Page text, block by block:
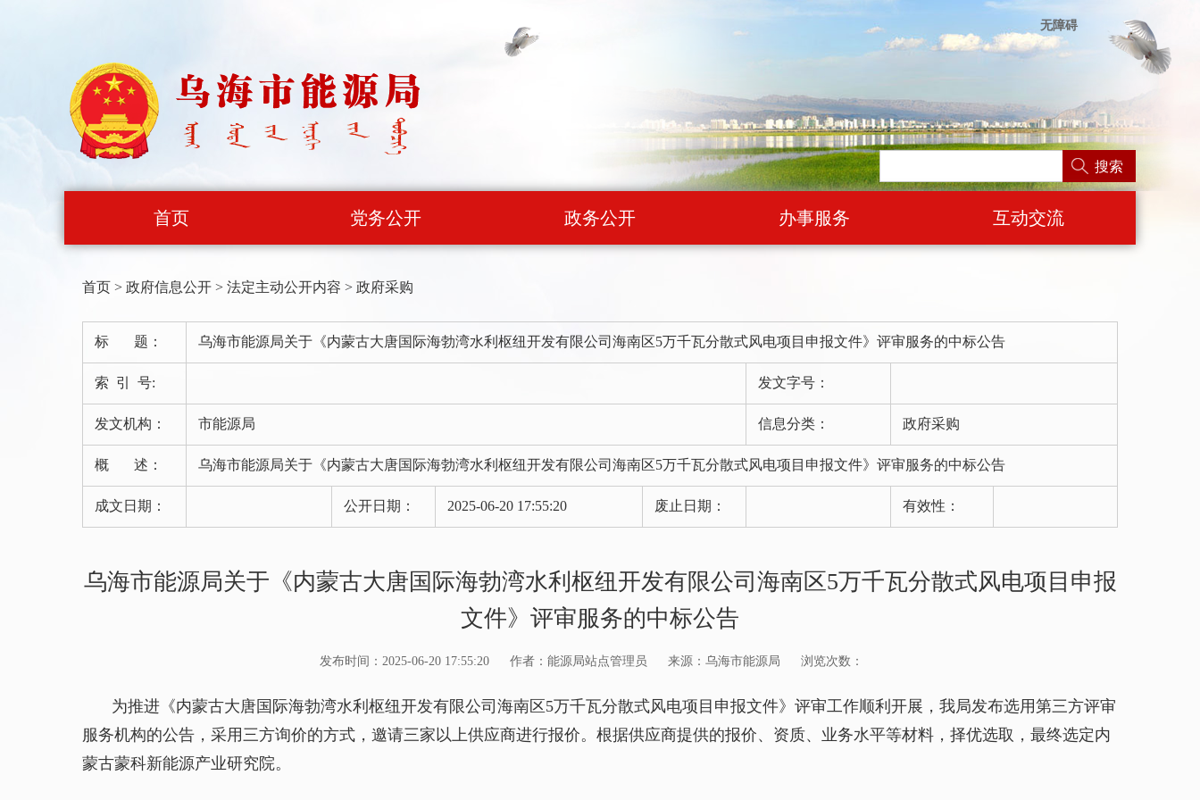
无障碍
搜索
首页 党务公开 政务公开 办事服务 互动交流
首页 > 政府信息公开 > 法定主动公开内容 > 政府采购
标 题： 乌海市能源局关于《内蒙古大唐国际海勃湾水利枢纽开发有限公司海南区5万千瓦分散式风电项目申报文件》评审服务的中标公告
索 引 号: 发文字号：
发文机构： 市能源局 信息分类： 政府采购
概 述： 乌海市能源局关于《内蒙古大唐国际海勃湾水利枢纽开发有限公司海南区5万千瓦分散式风电项目申报文件》评审服务的中标公告
成文日期： 公开日期： 2025-06-20 17:55:20 废止日期： 有效性：
乌海市能源局关于《内蒙古大唐国际海勃湾水利枢纽开发有限公司海南区5万千瓦分散式风电项目申报
文件》评审服务的中标公告
发布时间：2025-06-20 17:55:20 作者：能源局站点管理员 来源：乌海市能源局 浏览次数：
为推进《内蒙古大唐国际海勃湾水利枢纽开发有限公司海南区5万千瓦分散式风电项目申报文件》评审工作顺利开展，我局发布选用第三方评审
服务机构的公告，采用三方询价的方式，邀请三家以上供应商进行报价。根据供应商提供的报价、资质、业务水平等材料，择优选取，最终选定内
蒙古蒙科新能源产业研究院。